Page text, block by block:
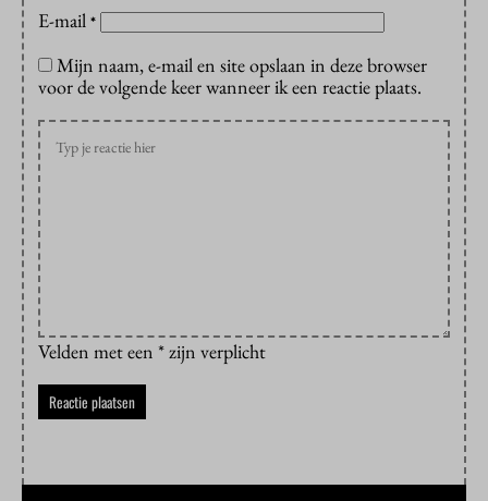
E-mail *
Mijn naam, e-mail en site opslaan in deze browser
voor de volgende keer wanneer ik een reactie plaats.
Velden met een * zijn verplicht